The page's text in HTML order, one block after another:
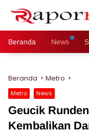
Beranda News
Beranda Metro
Metro News
Geucik
Kembalikan